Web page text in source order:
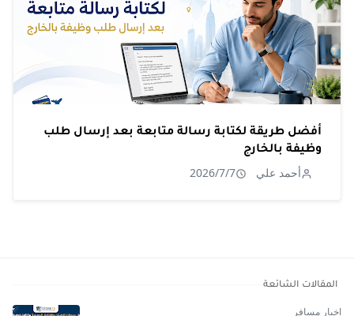
أفضل طريقة لكتابة رسالة متابعة بعد إرسال طلب
وظيفة بالخارج
أحمد علي 2026/7/7
المقالات الشائعة
اخبار مسافر